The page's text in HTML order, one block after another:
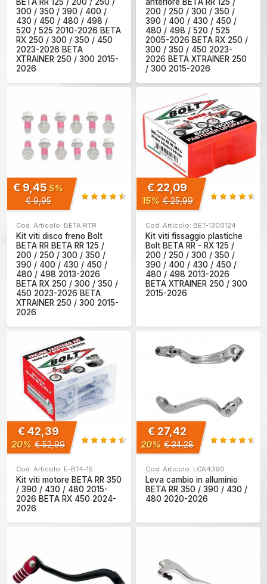
300 / 350 / 390 / 400 /
430 / 450 / 480 / 498 /
520 / 525 2010-2026 BETA
RX 250 / 300 / 350 / 450
2023-2026 BETA
XTRAINER 250 / 300 2015-
2026
200 / 250 / 300 / 350 /
390 / 400 / 430 / 450 /
480 / 498 / 520 / 525
2005-2026 BETA RX 250 /
300 / 350 / 450 2023-
2026 BETA XTRAINER 250
/ 300 2015-2026
€ 9,455%
€ 9,95
Cod. Articolo: BETA.RTR
Kit viti disco freno Bolt
BETA RR BETA RR 125 /
200 / 250 / 300 / 350 /
390 / 400 / 430 / 450 /
480 / 498 2013-2026
BETA RX 250 / 300 / 350 /
450 2023-2026 BETA
XTRAINER 250 / 300 2015-
2026
€ 22,09
15% € 25,99
Cod. Articolo: BET-1300124
Kit viti fissaggio plastiche
Bolt BETA RR - RX 125 /
200 / 250 / 300 / 350 /
390 / 400 / 430 / 450 /
480 / 498 2013-2026
BETA XTRAINER 250 / 300
2015-2026
€ 42,39
20% € 52,99
Cod. Articolo: E-BT4-15
Kit viti motore BETA RR 350
/ 390 / 430 / 480 2015-
2026 BETA RX 450 2024-
2026
€ 27,42
20% € 34,28
Cod. Articolo: LCA4390
Leva cambio in alluminio
BETA RR 350 / 390 / 430 /
480 2020-2026